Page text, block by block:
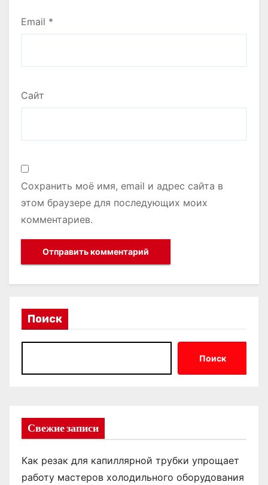
Email *
Сайт
Сохранить моё имя, email и адрес сайта в
этом браузере для последующих моих
комментариев.
Поиск
Поиск
Свежие записи
Как резак для капиллярной трубки упрощает
работу мастеров холодильного оборудования